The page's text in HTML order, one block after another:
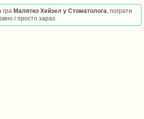
гра Малятко Хейзел у Стоматолога, пограти
і просто зараз.